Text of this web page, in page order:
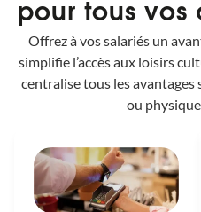
pour tous vos
Offrez à vos salariés un
simplifie l’accès aux loisirs
centralise tous les
ou